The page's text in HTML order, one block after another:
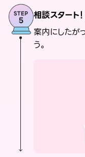
相談スタート！
案内にしたが
う。